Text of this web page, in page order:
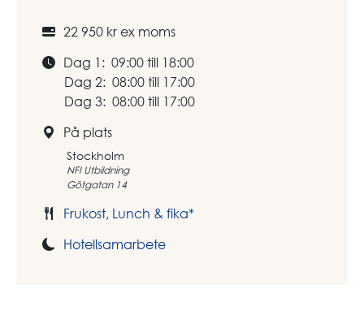
22 950 kr ex moms
Dag 1: 09:00 till 18:00
Dag 2: 08:00 till 17:00
Dag 3: 08:00 till 17:00
På plats
Stockholm
NFI Utbildning
Götgatan 14
Frukost, Lunch & fika*
Hotellsamarbete